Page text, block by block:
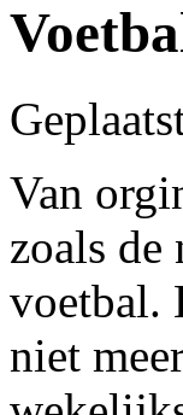
Van
zoals de
voetbal.
niet